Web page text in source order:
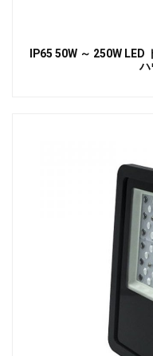
IP65 50W ～ 250W
ハ